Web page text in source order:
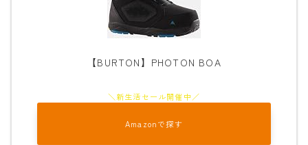
【BURTON】PHOTON BOA
Amazonで探す